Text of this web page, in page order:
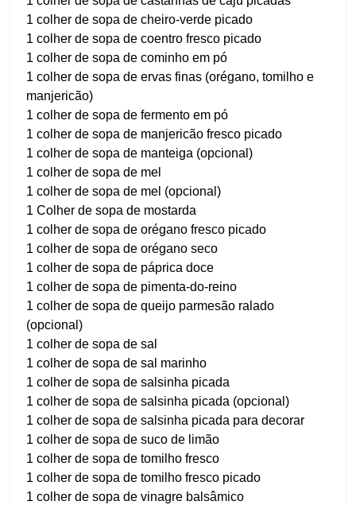
1 colher de sopa de cheiro-verde picado
1 colher de sopa de coentro fresco picado
1 colher de sopa de cominho em pó
1 colher de sopa de ervas finas (orégano, tomilho e
manjericão)
1 colher de sopa de fermento em pó
1 colher de sopa de manjericão fresco picado
1 colher de sopa de manteiga (opcional)
1 colher de sopa de mel
1 colher de sopa de mel (opcional)
1 Colher de sopa de mostarda
1 colher de sopa de orégano fresco picado
1 colher de sopa de orégano seco
1 colher de sopa de páprica doce
1 colher de sopa de pimenta-do-reino
1 colher de sopa de queijo parmesão ralado
(opcional)
1 colher de sopa de sal
1 colher de sopa de sal marinho
1 colher de sopa de salsinha picada
1 colher de sopa de salsinha picada (opcional)
1 colher de sopa de salsinha picada para decorar
1 colher de sopa de suco de limão
1 colher de sopa de tomilho fresco
1 colher de sopa de tomilho fresco picado
1 colher de sopa de vinagre balsâmico